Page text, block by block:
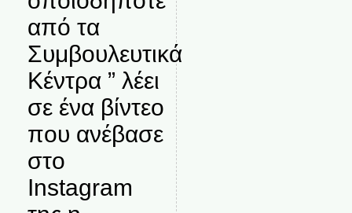
από τα
Συμβουλευτικά
Κέντρα ” λέει
σε ένα βίντεο
που ανέβασε
στο
Instagram